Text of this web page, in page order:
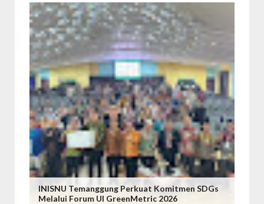
INISNU Temanggung Perkuat Komitmen SDGs
Melalui Forum UI GreenMetric 2026